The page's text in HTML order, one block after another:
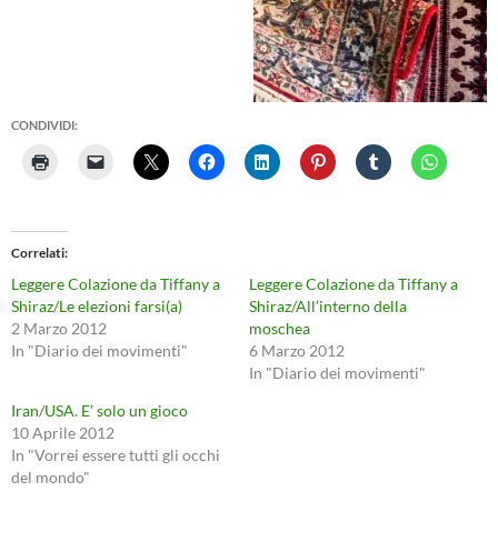
CONDIVIDI:
Correlati
Leggere Colazione da Tiffany a
Shiraz/Le elezioni farsi(a)
2 Marzo 2012
In "Diario dei movimenti"
Leggere Colazione da Tiffany a
Shiraz/All’interno della
moschea
6 Marzo 2012
In "Diario dei movimenti"
Iran/USA. E’ solo un gioco
10 Aprile 2012
In "Vorrei essere tutti gli occhi
del mondo"